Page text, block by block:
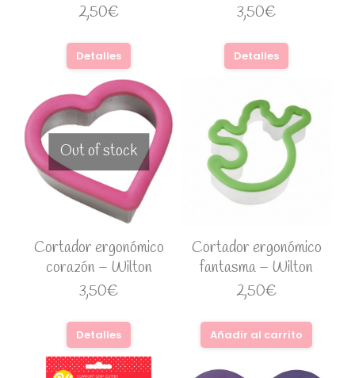
2,50€
Detalles
3,50€
Detalles
Out of stock
Cortador ergonómico
corazón – Wilton
3,50€
Detalles
Cortador ergonómico
fantasma – Wilton
2,50€
Añadir al carrito